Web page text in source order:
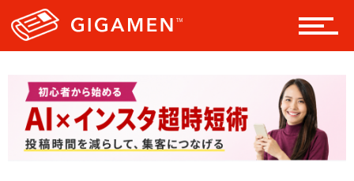
スタイル